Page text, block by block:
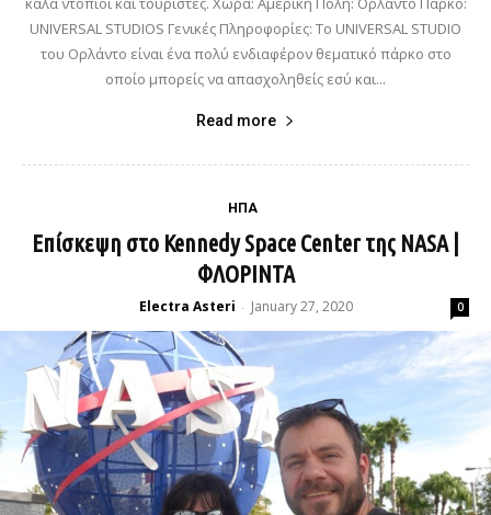
UNIVERSAL STUDIOS Γενικές Πληροφορίες: Το UNIVERSAL STUDIO
του Ορλάντο είναι ένα πολύ ενδιαφέρον θεματικό πάρκο στο
οποίο μπορείς να απασχοληθείς εσύ και...
Read more
ΗΠΑ
Επίσκεψη στο Kennedy Space Center της NASA |
ΦΛΟΡΙΝΤΑ
Electra Asteri - January 27, 2020 0